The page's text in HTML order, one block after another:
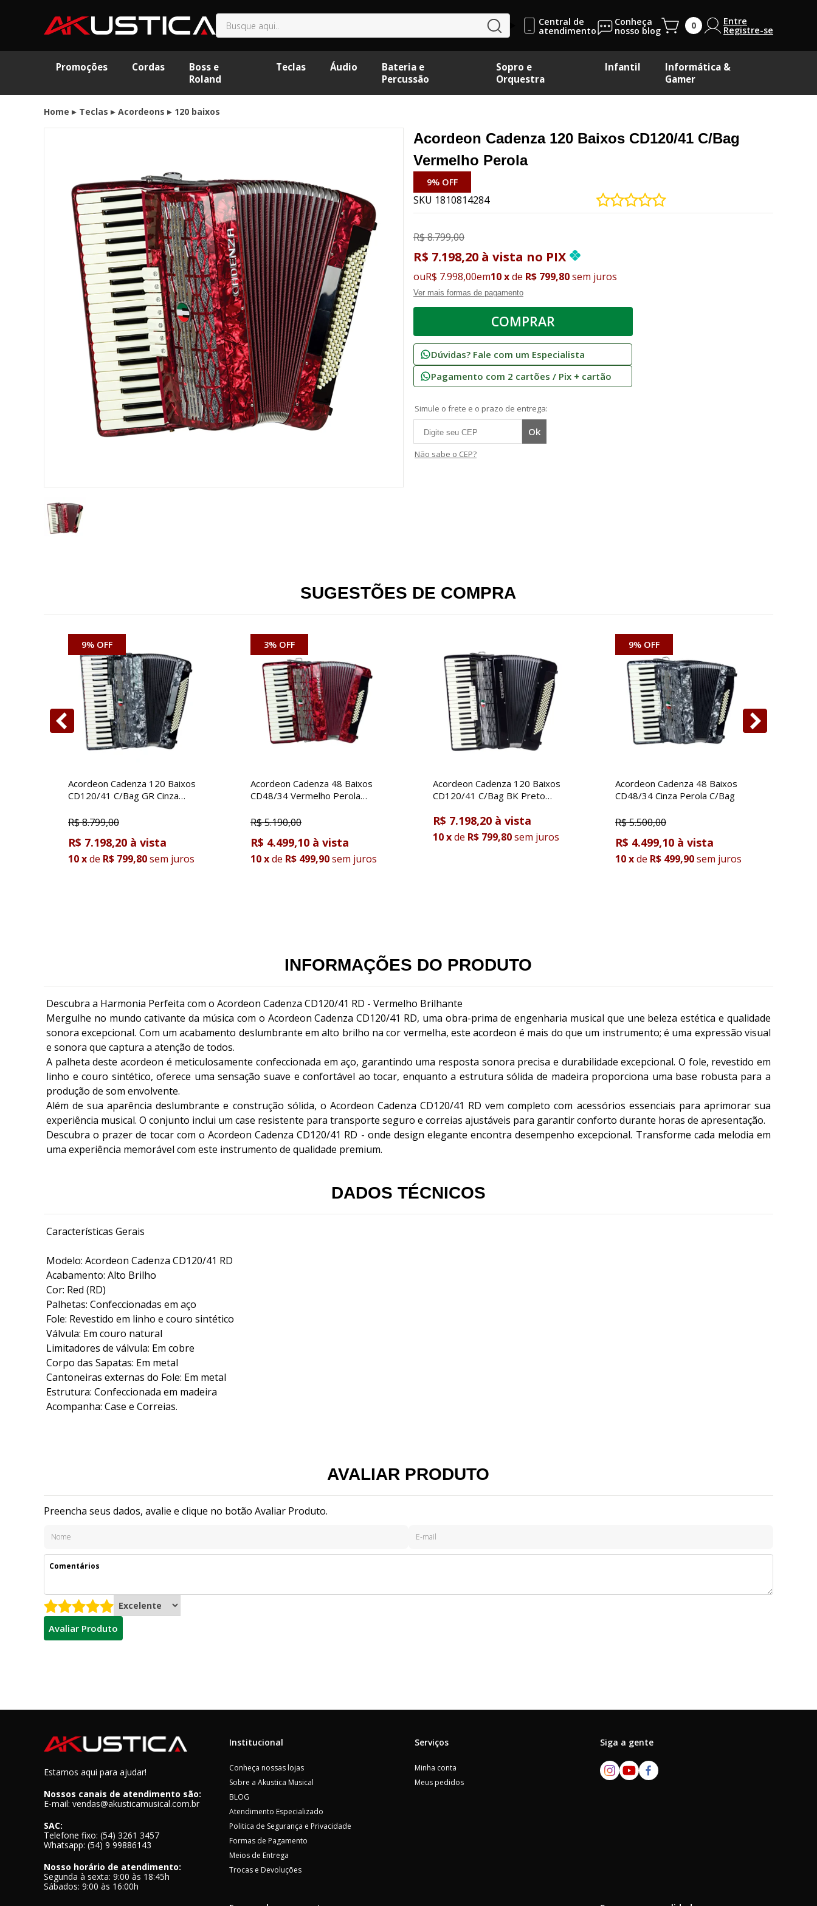
buscar Central de
atendimento
Conheça
nosso blog
Entre
Registre-se
Promoções Cordas
Boss e
Roland
Teclas Áudio
Bateria e
Percussão
Sopro e
Orquestra
Infantil
Informática &
Gamer
Home Teclas Acordeons 120 baixos
Acordeon Cadenza 120 Baixos CD120/41 C/Bag
Vermelho Perola
9% OFF
SKU 1810814284
R$ 8.799,00
R$ 7.198,20 à vista no PIX
ouR$ 7.998,00em10xde R$ 799,80sem juros
Ver mais formas de pagamento
Dúvidas? Fale com um Especialista
Pagamento com 2 cartões / Pix + cartão
Simule o frete e o prazo de entrega:
Não sabe o CEP?
SUGESTÕES DE COMPRA
9% OFF
Acordeon Cadenza 120 Baixos
CD120/41 C/Bag GR Cinza
R$8.799,00
R$ 7.198,20
10xde R$ 799,80sem juros
3% OFF
Acordeon Cadenza 48 Baixos
CD48/34 Vermelho Perola
R$5.190,00
R$ 4.499,10
10xde R$ 499,90sem juros
Acordeon Cadenza 120 Baixos
CD120/41 C/Bag BK Preto
R$ 7.198,20
10xde R$ 799,80sem juros
9% OFF
Acordeon Cadenza 48 Baixos
CD48/34 Cinza Perola C/Bag
R$5.500,00
R$ 4.499,10
10xde R$ 499,90sem juros
INFORMAÇÕES DO PRODUTO
Descubra a Harmonia Perfeita com o Acordeon Cadenza CD120/41 RD - Vermelho Brilhante
Mergulhe no mundo cativante da música com o Acordeon Cadenza CD120/41 RD, uma obra-prima de engenharia musical que une beleza estética e qualidade
sonora excepcional. Com um acabamento deslumbrante em alto brilho na cor vermelha, este acordeon é mais do que um instrumento; é uma expressão visual
e sonora que captura a atenção de todos.
A palheta deste acordeon é meticulosamente confeccionada em aço, garantindo uma resposta sonora precisa e durabilidade excepcional. O fole, revestido em
linho e couro sintético, oferece uma sensação suave e confortável ao tocar, enquanto a estrutura sólida de madeira proporciona uma base robusta para a
produção de som envolvente.
Além de sua aparência deslumbrante e construção sólida, o Acordeon Cadenza CD120/41 RD vem completo com acessórios essenciais para aprimorar sua
experiência musical. O conjunto inclui um case resistente para transporte seguro e correias ajustáveis para garantir conforto durante horas de apresentação.
Descubra o prazer de tocar com o Acordeon Cadenza CD120/41 RD - onde design elegante encontra desempenho excepcional. Transforme cada melodia em
uma experiência memorável com este instrumento de qualidade premium.
DADOS TÉCNICOS
Características Gerais
Modelo: Acordeon Cadenza CD120/41 RD
Acabamento: Alto Brilho
Cor: Red (RD)
Palhetas: Confeccionadas em aço
Fole: Revestido em linho e couro sintético
Válvula: Em couro natural
Limitadores de válvula: Em cobre
Corpo das Sapatas: Em metal
Cantoneiras externas do Fole: Em metal
Estrutura: Confeccionada em madeira
Acompanha: Case e Correias.
AVALIAR PRODUTO
Preencha seus dados, avalie e clique no botão Avaliar Produto.
Avaliar Produto
Estamos aqui para ajudar!
Nossos canais de atendimento são:
E-mail: vendas@akusticamusical.com.br
SAC:
Telefone fixo: (54) 3261 3457
Whatsapp: (54) 9 99886143
Nosso horário de atendimento:
Segunda à sexta: 9:00 às 18:45h
Sábados: 9:00 às 16:00h
Institucional
Conheça nossas lojas
Sobre a Akustica Musical
BLOG
Atendimento Especializado
Politica de Segurança e Privacidade
Formas de Pagamento
Meios de Entrega
Trocas e Devoluções
Serviços
Minha conta
Meus pedidos
Siga a gente